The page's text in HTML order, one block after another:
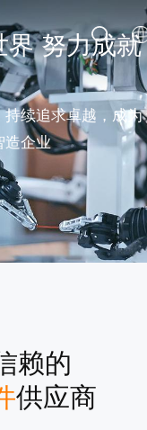
界 努力成就
持续追求卓越，成为
造企业
赖的
供应商